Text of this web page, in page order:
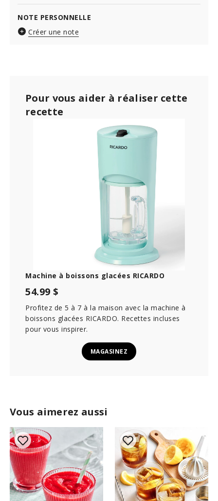
Vous aimerez aussi
NOTE PERSONNELLE
Créer une note
Pour vous aider à réaliser cette
recette
Machine à boissons glacées RICARDO
54.99 $
Profitez de 5 à 7 à la maison avec la machine à
boissons glacées RICARDO. Recettes incluses
pour vous inspirer.
MAGASINEZ